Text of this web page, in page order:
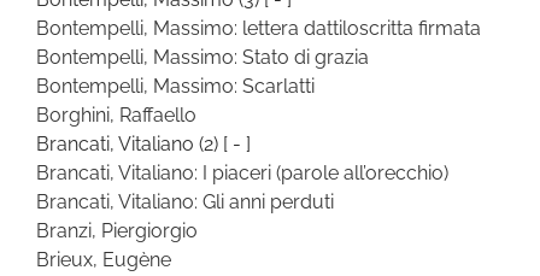
Bontempelli, Massimo: lettera dattiloscritta firmata
Bontempelli, Massimo: Stato di grazia
Bontempelli, Massimo: Scarlatti
Borghini, Raffaello
Brancati, Vitaliano (2) [ - ]
Brancati, Vitaliano: I piaceri (parole all’orecchio)
Brancati, Vitaliano: Gli anni perduti
Branzi, Piergiorgio
Brieux, Eugène